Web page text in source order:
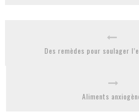
Des remèdes pour soulager
Aliments